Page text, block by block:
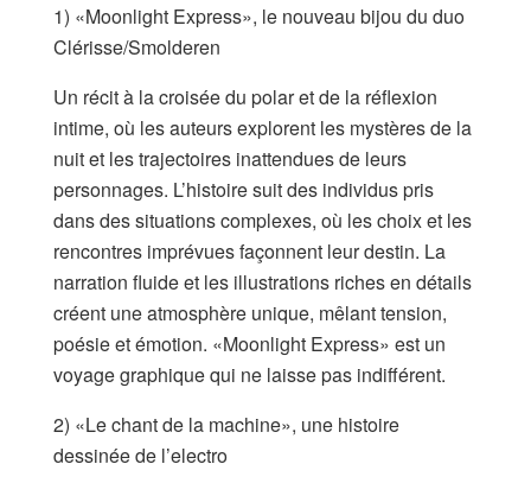
1) «Moonlight Express», le nouveau bijou du duo
Clérisse/Smolderen
Un récit à la croisée du polar et de la réflexion
intime, où les auteurs explorent les mystères de la
nuit et les trajectoires inattendues de leurs
personnages. L’histoire suit des individus pris
dans des situations complexes, où les choix et les
rencontres imprévues façonnent leur destin. La
narration fluide et les illustrations riches en détails
créent une atmosphère unique, mêlant tension,
poésie et émotion. «Moonlight Express» est un
voyage graphique qui ne laisse pas indifférent.
2) «Le chant de la machine», une histoire
dessinée de l’electro